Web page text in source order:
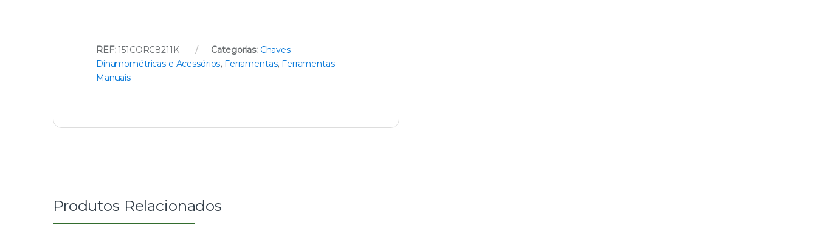
REF:151CORC8211K Categorias: Chaves
Dinamométricas e Acessórios, Ferramentas, Ferramentas
Manuais
Produtos Relacionados